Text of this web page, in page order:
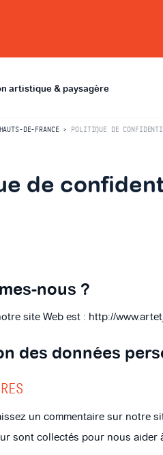
artistique & paysagère
DE-FRANCE> POLITIQUE DE
de
nous ?
site Web est : http://
des données
un commentaire sur notre
sont collectés pour nous aider